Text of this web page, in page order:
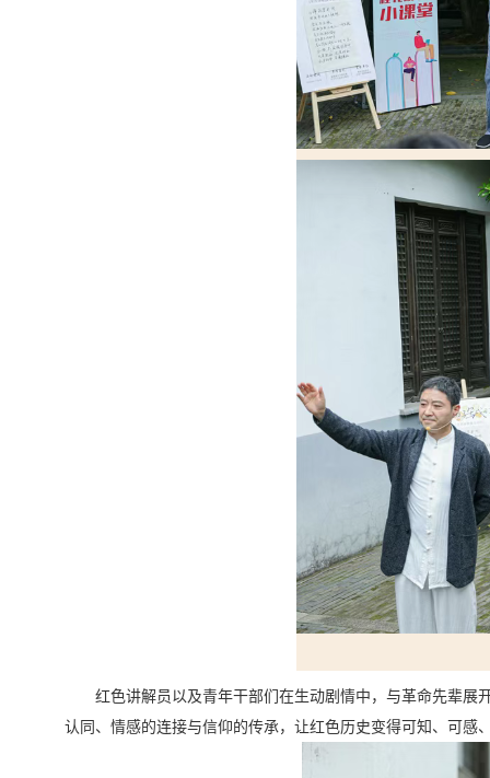
红色讲解员以及青年干部们在生动剧情中，与革命先辈展
认同、情感的连接与信仰的传承，让红色历史变得可知、可感